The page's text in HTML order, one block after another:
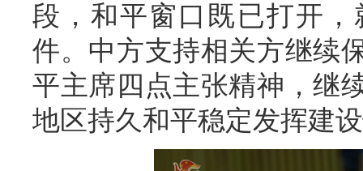
段，和平窗口既已打开
件。中方支持相关方继续
平主席四点主张精神，继
地区持久和平稳定发挥建